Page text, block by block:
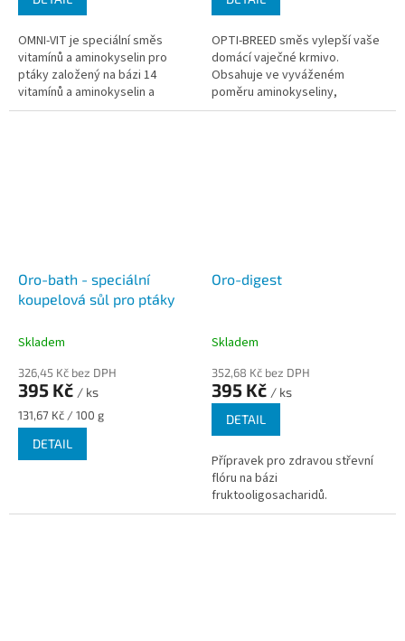
OMNI-VIT je speciální směs
vitamínů a aminokyselin pro
ptáky založený na bázi 14
vitamínů a aminokyselin a
podporuje optimální chov a
OPTI-BREED směs vylepší vaše
domácí vaječné krmivo.
Obsahuje ve vyváženém
poměru aminokyseliny,
vitamíny, minerální látky,
Oro-bath - speciální
koupelová sůl pro ptáky
Skladem
326,45 Kč bez DPH
395 Kč / ks
Měrná
cena:
131,67 Kč / 100 g
DETAIL
Oro-digest
Skladem
352,68 Kč bez DPH
395 Kč / ks
DETAIL
Přípravek pro zdravou střevní
flóru na bázi
fruktooligosacharidů.